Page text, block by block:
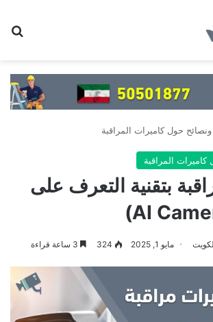
حول كاميرات المراقبة
المراقبة
بتقنية التعرف على
مايو 1, 2025 324